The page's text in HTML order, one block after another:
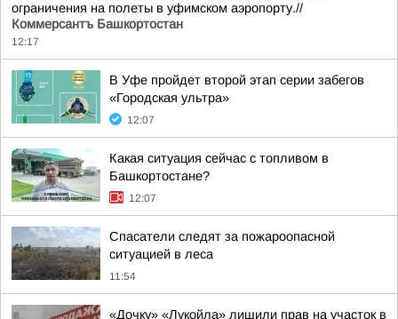
ограничения на полеты в уфимском аэропорту.//
Коммерсантъ Башкортостан
12:17
В Уфе пройдет второй этап серии забегов
«Городская ультра»
12:07
Какая ситуация сейчас с топливом в
Башкортостане?
12:07
Спасатели следят за пожароопасной
ситуацией в леса
11:54
«Дочку» «Лукойла» лишили прав на участок в